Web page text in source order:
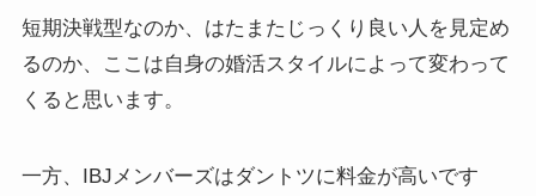
短期決戦型なのか、はたまたじっくり良い人を見定め
るのか、ここは自身の婚活スタイルによって変わって
くると思います。
一方、IBJメンバーズはダントツに料金が高いです